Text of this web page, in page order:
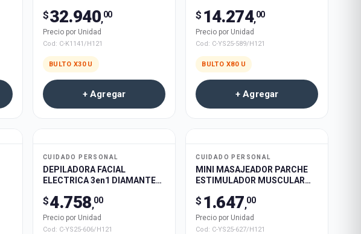
$32.940,00
Precio por Unidad
Cod: C-K1141/H121
BULTO X30 U
+ Agregar
80u
$ 14.274,00
Precio por Unidad
Cod: C-YS25-589/H121
BULTO X80 U
+ Agregar
CUIDADO PERSONAL
DEPILADORA FACIAL
ELECTRICA 3en1 DIAMANTE
DESARMADA 200u
$4.758,00
Precio por Unidad
Cod: C-YS25-606/H121
CUIDADO PERSONAL
MINI MASAJEADOR PARCHE
ESTIMULADOR MUSCULAR
RECARGABLE 400u
$ 1.647,00
Precio por Unidad
Cod: C-YS25-627/H121